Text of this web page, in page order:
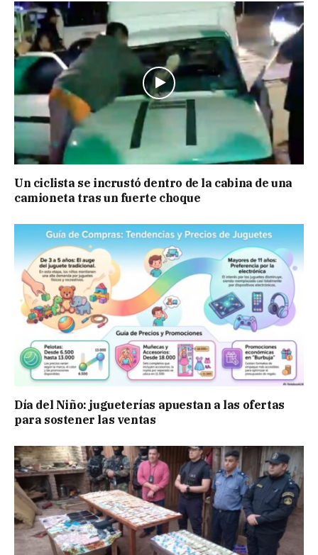
Un ciclista se incrustó dentro de la cabina de una
camioneta tras un fuerte choque
Día del Niño: jugueterías apuestan a las ofertas
para sostener las ventas